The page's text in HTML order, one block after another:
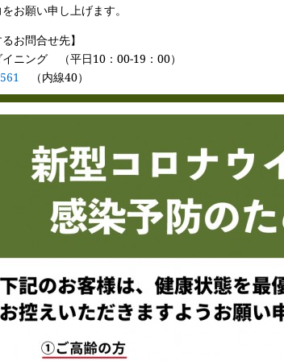
お願い申し上げます。
お問合せ先】
ニング （平日10：00-19：00）
（内線40）